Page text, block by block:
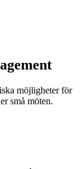
möjligheter för
små möten.